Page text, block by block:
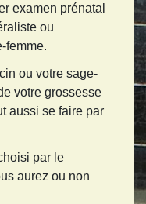
examen prénatal
ou
femme.
ou votre sage-
votre grossesse
aussi se faire par
par le
aurez ou non